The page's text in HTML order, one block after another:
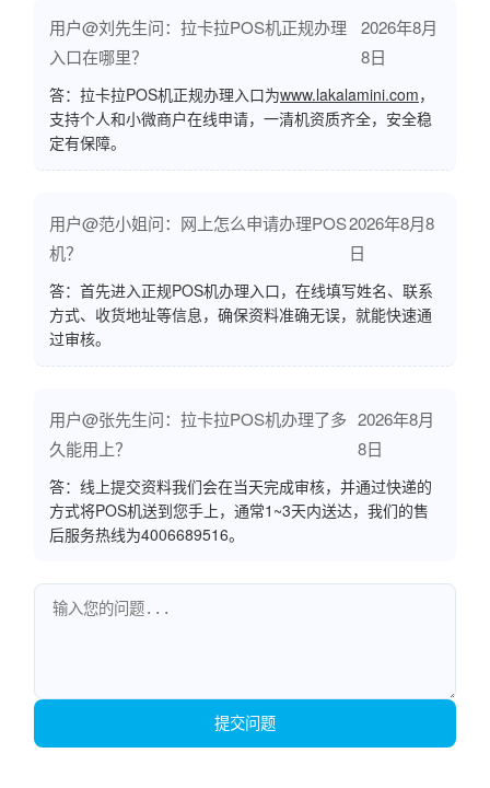
用户@刘先生问：拉卡拉POS机正规办理
入口在哪里？
2026年8月
8日
答：拉卡拉POS机正规办理入口为www.lakalamini.com，
支持个人和小微商户在线申请，一清机资质齐全，安全稳
定有保障。
用户@范小姐问：网上怎么申请办理POS
机？
2026年8月8
日
答：首先进入正规POS机办理入口，在线填写姓名、联系
方式、收货地址等信息，确保资料准确无误，就能快速通
过审核。
用户@张先生问：拉卡拉POS机办理了多
久能用上？
2026年8月
8日
答：线上提交资料我们会在当天完成审核，并通过快递的
方式将POS机送到您手上，通常1~3天内送达，我们的售
后服务热线为4006689516。
提交问题